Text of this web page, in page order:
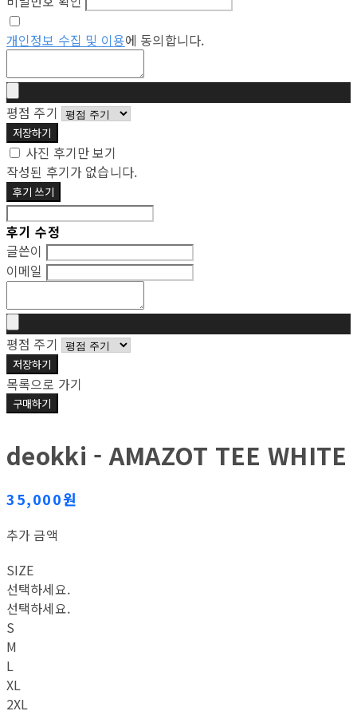
개인정보 수집 및 이용에 동의합니다.
평점 주기
저장하기
사진 후기만 보기
작성된 후기가 없습니다.
후기 쓰기
후기 수정
글쓴이
이메일
평점 주기
저장하기
목록으로 가기
구매하기
deokki - AMAZOT TEE WHITE
35,000원
추가 금액
SIZE
선택하세요.
선택하세요.
S
M
L
XL
2XL